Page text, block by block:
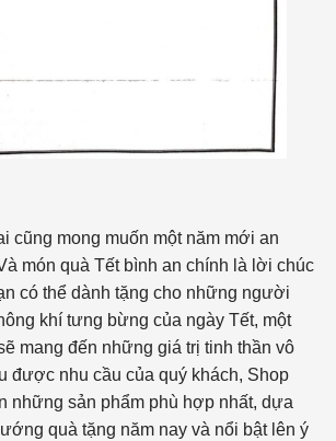
cũng mong muốn một năm mới an
món quà Tết bình an chính là lời chúc
có thể dành tặng cho những người
khí tưng bừng của ngày Tết, một
mang đến những giá trị tinh thần vô
được nhu cầu của quý khách, Shop
những sản phẩm phù hợp nhất, dựa
quà tặng năm nay và nổi bật lên ý